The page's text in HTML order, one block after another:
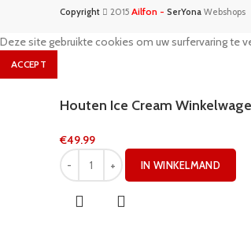
Copyright 2015 Ailfon - SerYona Webshops
Deze site gebruikte cookies om uw surfervaring te
ACCEPT
Houten Ice Cream
€49.99
IN WINKELMAND